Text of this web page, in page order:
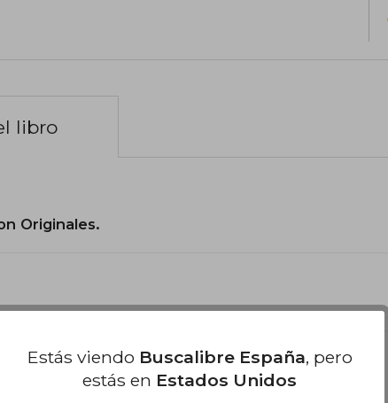
libro
Originales.
Blanda.
Estás viendo Buscalibre España, pero
estás en Estados Unidos